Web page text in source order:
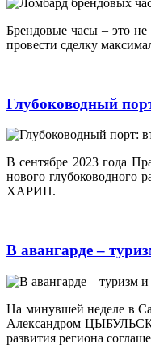
Брендовые часы – это не
провести сделку
Глубоководный
В сентябре 2023 года
нового глубоководного
ХАРИН.
В авангарде –
На минувшей неделе в
Александром
развития региона